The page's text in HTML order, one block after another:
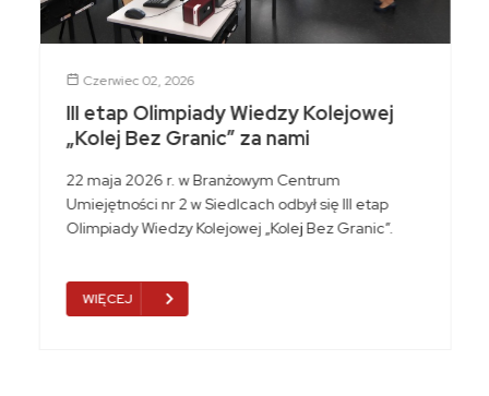
Czerwiec 02, 2026
III etap Olimpiady Wiedzy Kolejowej
„Kolej Bez Granic” za nami
22 maja 2026 r. w Branżowym Centrum
Umiejętności nr 2 w Siedlcach odbył się III etap
Olimpiady Wiedzy Kolejowej „Kolej Bez Granic”.
WIĘCEJ